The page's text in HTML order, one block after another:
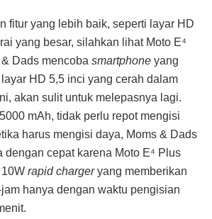
fitur yang lebih baik, seperti layar HD
yang besar, silahkan lihat Moto E⁴
Dads mencoba smartphone yang
HD 5,5 inci yang cerah dalam
akan sulit untuk melepasnya lagi.
mAh, tidak perlu repot mengisi
harus mengisi daya, Moms & Dads
dengan cepat karena Moto E⁴ Plus
rapid chargeryang memberikan
hanya dengan waktu pengisian